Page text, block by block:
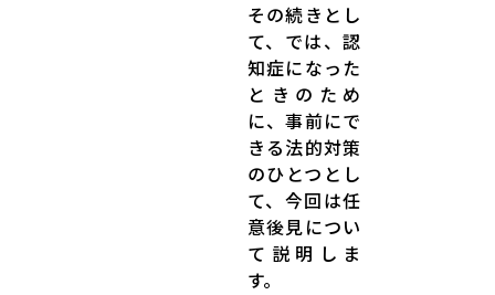
その続きとし
て、では、認
知症になった
ときのため
に、事前にで
きる法的対策
のひとつとし
て、今回は任
意後見につい
て説明しま
す。